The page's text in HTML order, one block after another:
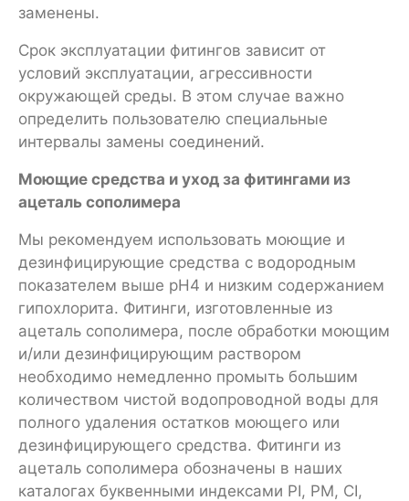
заменены.
Срок эксплуатации фитингов зависит от
условий эксплуатации, агрессивности
окружающей среды. В этом случае важно
определить пользователю специальные
интервалы замены соединений.
Моющие средства и уход за фитингами из
ацеталь сополимера
Мы рекомендуем использовать моющие и
дезинфицирующие средства с водородным
показателем выше pH4 и низким содержанием
гипохлорита. Фитинги, изготовленные из
ацеталь сополимера, после обработки моющим
и/или дезинфицирующим раствором
необходимо немедленно промыть большим
количеством чистой водопроводной воды для
полного удаления остатков моющего или
дезинфицирующего средства. Фитинги из
ацеталь сополимера обозначены в наших
каталогах буквенными индексами PI, PM, CI,